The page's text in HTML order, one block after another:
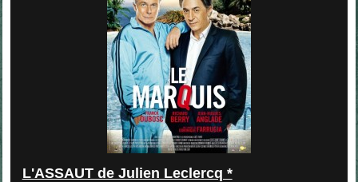
L'ASSAUT de Julien Leclercq *